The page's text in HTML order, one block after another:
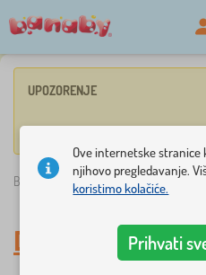
UPOZORENJE
Nijedan proizvod ne odgovara
Banaby.hr » Igračke / Kišobrani
Dječji
Ove internetske stranice
njihovo pregledavanje.
koristimo kolačiće.
Prihvati